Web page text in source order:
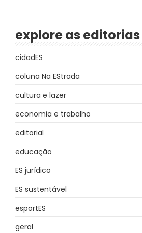
explore as editorias
cidadES
coluna Na EStrada
cultura e lazer
economia e trabalho
editorial
educação
ES jurídico
ES sustentável
esportES
geral